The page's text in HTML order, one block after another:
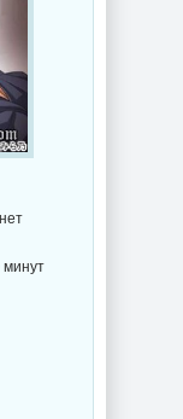
минут